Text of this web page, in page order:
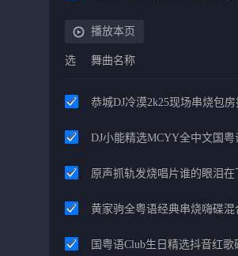
播放本页
选 舞曲名称
恭城DJ冷漠2k25现场串烧包
DJ小能精选MCYY全中文国
原声抓轨发烧唱片谁的眼泪
黄家驹全粤语经典串烧嗨碟
国粤语Club生日精选抖音红